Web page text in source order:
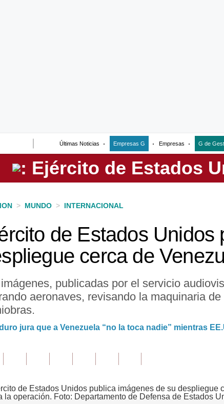
Últimas Noticias Empresas G Empresas G de
> MUNDO > INTERNACIONAL
de Estados Unidos
cerca de
publicadas por el servicio
aeronaves, revisando la maquinaria
jura que a Venezuela “no la toca nadie” mientras